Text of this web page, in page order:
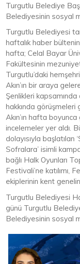
Turgutlu Belediye
Belediyesinin sosyal
Turgutlu Belediyesi
haftalık haber
hafta; Celal Bayar
Fakültesinin mezuniyet
Turgutlu’daki
Akın’ın bir araya
Şenlikleri
hakkında
Akın’ın hafta
incelemeler yer aldı.
dolayısıyla başlatılan
Sofralara’ isimli
bağlı Halk Oyunları
Festivali’ne katılımı,
ekiplerinin kent
Turgutlu Belediyesi
günü Turgutlu
Belediyesinin sosyal